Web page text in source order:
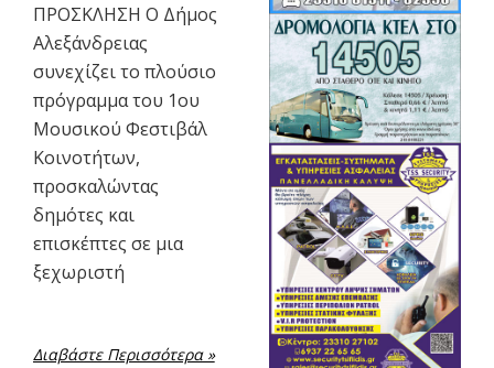
ΠΡΟΣΚΛΗΣΗ Ο Δήμος
Αλεξάνδρειας
συνεχίζει το πλούσιο
πρόγραμμα του 1ου
Μουσικού Φεστιβάλ
Κοινοτήτων,
προσκαλώντας
δημότες και
επισκέπτες σε μια
ξεχωριστή
Διαβάστε Περισσότερα »